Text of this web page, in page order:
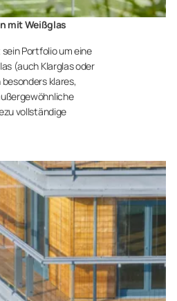
mit Weißglas
Portfolio um eine
(auch Klarglas oder
klares,
vollständige